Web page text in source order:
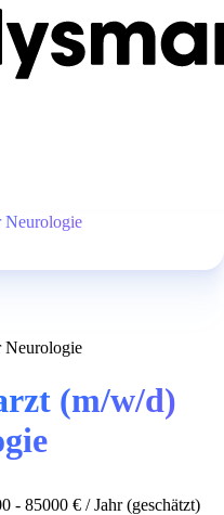
Neurologie
Neurologie
(m/w/d)
- 85000 € / Jahr (geschätzt)